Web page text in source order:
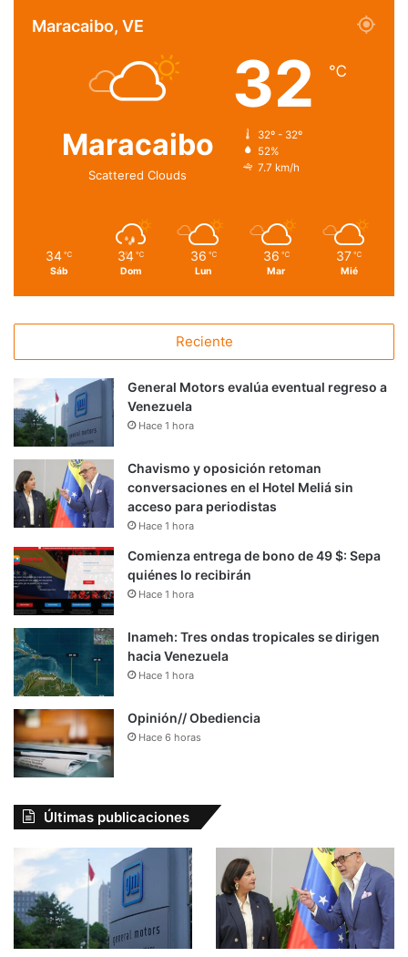
Maracaibo, VE
Maracaibo
Scattered Clouds
32 ℃
32º - 32º
52%
7.7 km/h
34 ℃
Sáb
34 ℃
Dom
36 ℃
Lun
36 ℃
Mar
37 ℃
Mié
Reciente
General Motors evalúa eventual regreso a
Venezuela
Hace 1 hora
Chavismo y oposición retoman
conversaciones en el Hotel Meliá sin
acceso para periodistas
Hace 1 hora
Comienza entrega de bono de 49 $: Sepa
quiénes lo recibirán
Hace 1 hora
Inameh: Tres ondas tropicales se dirigen
hacia Venezuela
Hace 1 hora
Opinión// Obediencia
Hace 6 horas
Últimas publicaciones